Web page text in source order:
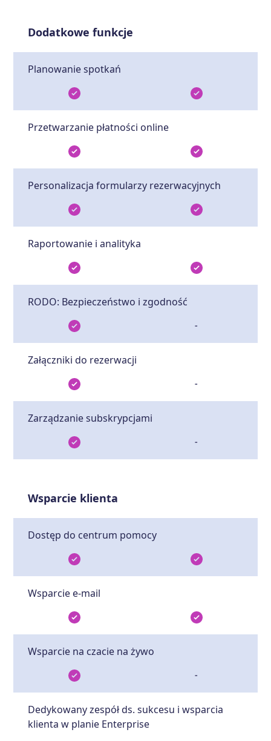
Dodatkowe funkcje
Planowanie spotkań
Przetwarzanie płatności online
Personalizacja formularzy rezerwacyjnych
Raportowanie i analityka
RODO: Bezpieczeństwo i zgodność
-
Załączniki do rezerwacji
-
Zarządzanie subskrypcjami
-
Wsparcie klienta
Dostęp do centrum pomocy
Wsparcie e-mail
Wsparcie na czacie na żywo
-
Dedykowany zespół ds. sukcesu i wsparcia
klienta w planie Enterprise